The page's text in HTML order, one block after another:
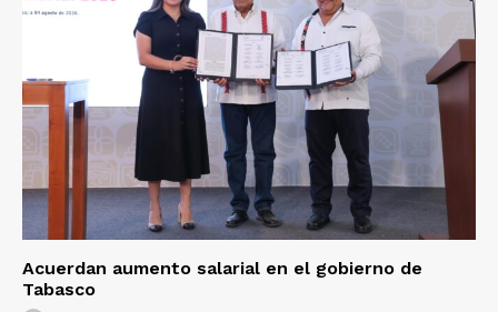
Acuerdan aumento salarial en el gobierno de
Tabasco